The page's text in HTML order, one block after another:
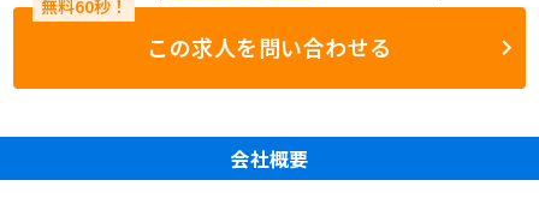
この求人を問い合わせる
会社概要